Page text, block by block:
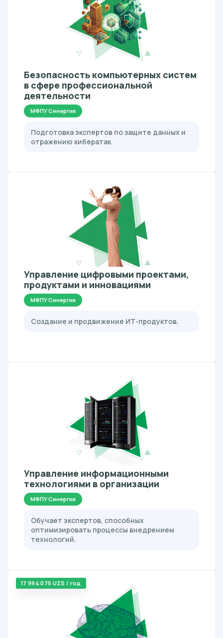
Безопасность компьютерных систем
в сфере профессиональной
деятельности
МФПУ Синергия
Подготовка экспертов по защите данных и
отражению кибератак.
Управление цифровыми проектами,
продуктами и инновациями
МФПУ Синергия
Создание и продвижение ИТ-продуктов.
Управление информационными
технологиями в организации
МФПУ Синергия
Обучает экспертов, способных
оптимизировать процессы внедрением
технологий.
17 994 075 UZS / год